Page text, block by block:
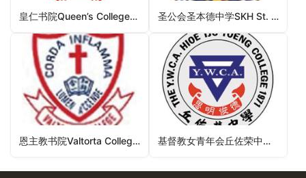
皇仁书院Queen’s College（湾仔区中学） 圣公会圣本德中学SKH St. Benedict’s School（黄大仙区中学）
恩主教书院Valtorta College（大埔区中学） 基督教女青年会丘佐荣中学The YWCA Hioe Tjo Yoeng College（九龙城区中学）